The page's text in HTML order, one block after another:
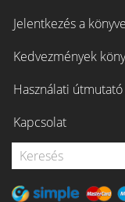
Jelentkezés a
Kedvezmények
Használati útmutató
Kapcsolat